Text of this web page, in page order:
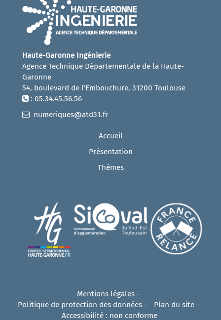
Haute-Garonne Ingénierie
Agence Technique Départementale de la Haute-
Garonne
54, boulevard de l'Embouchure, 31200 Toulouse
: 05.34.45.56.56
numeriques@atd31.fr
Accueil
Présentation
Thèmes
Mentions légales -
Politique de protection des données- Plan du site-
Accessibilité : non conforme